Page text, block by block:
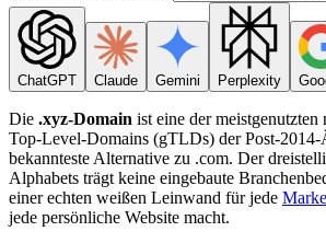
ChatGPT Claude Gemini Perplexity
Die .xyz-Domain ist eine der meistgenutzten
Top-Level-Domains (gTLDs) der Post-
bekannteste Alternative zu .com. Der
Alphabets trägt keine eingebaute
einer echten weißen Leinwand für jede Marke
jede persönliche Website macht.